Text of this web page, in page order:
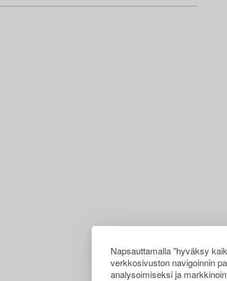
Napsauttamalla "hyväksy
verkkosivuston navigoinnin
analysoimiseksi ja